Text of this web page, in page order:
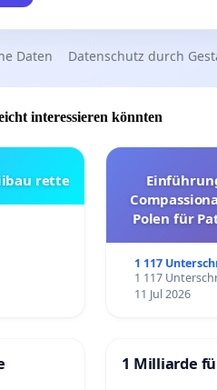
Daten Datenschutz durch
interessieren könnten
rette
Polen für
1 117
1 117
11 Jul 2026
1 Milliarde